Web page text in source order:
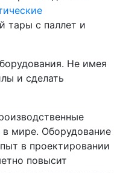
тары с паллет и
Не имея
и сделать
мире. Оборудование
в проектировании
повысит